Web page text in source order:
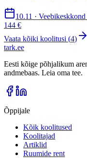
10.11 ·
144 €
Vaata kõiki koolitusi (4)
tark.ee
Eesti kõige põhjalikum
andmebaas. Leia oma tee.
Õppijale
Kõik koolitused
Koolitajad
Artiklid
Ruumide rent